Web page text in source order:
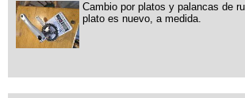
Cambio por platos y palancas de
plato es nuevo, a medida.